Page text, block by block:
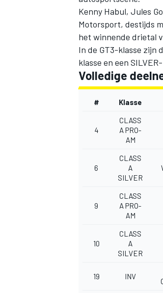
Kenny Habul, Jules
Motorsport, destijds
het winnende drietal
In de GT3-klasse zijn
klasse en een
Volledige
# Klasse
4
CLASS
A PRO-
AM
6
CLASS
A
SILVER
9
CLASS
A PRO-
AM
10
CLASS
A
SILVER
19 INV